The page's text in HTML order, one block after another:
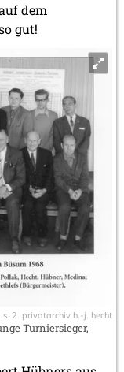
dem
gut!
s. 2. privatarchiv h.-j. hecht
Turniersieger,